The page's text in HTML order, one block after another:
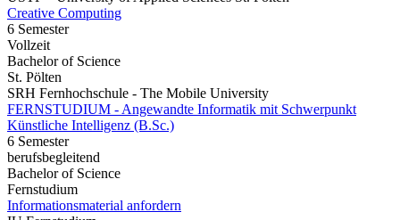
Creative Computing
6 Semester
Vollzeit
Bachelor of Science
St. Pölten
SRH Fernhochschule - The Mobile University
FERNSTUDIUM - Angewandte Informatik mit Schwerpunkt
Künstliche Intelligenz (B.Sc.)
6 Semester
berufsbegleitend
Bachelor of Science
Fernstudium
Informationsmaterial anfordern